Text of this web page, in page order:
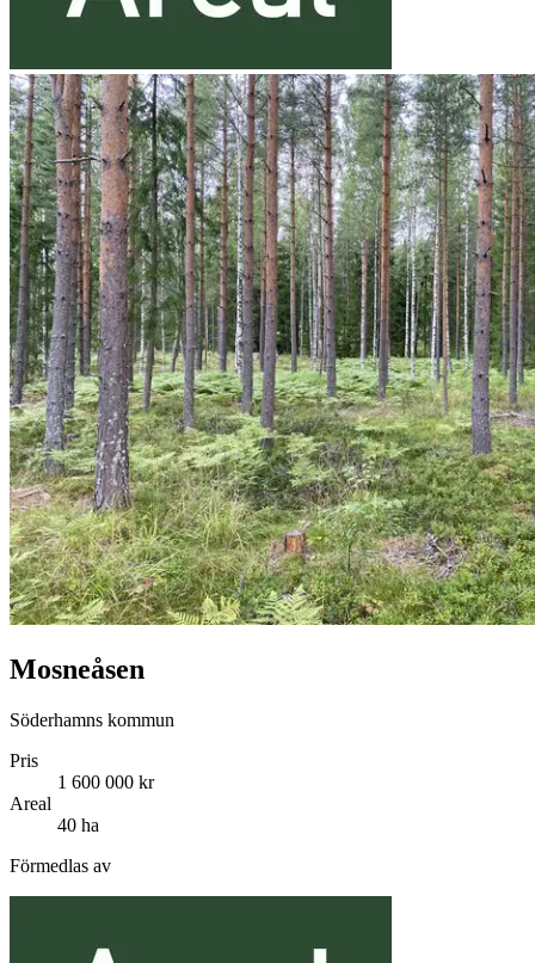
Mosneåsen
Söderhamns kommun
Pris
1 600 000 kr
Areal
40 ha
Förmedlas av